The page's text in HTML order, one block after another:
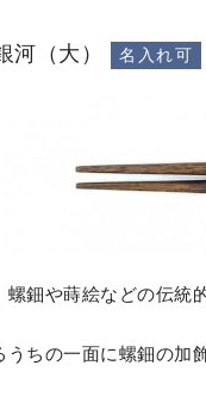
（大） 名入れ可
螺鈿や蒔絵などの伝統
うちの一面に螺鈿の加